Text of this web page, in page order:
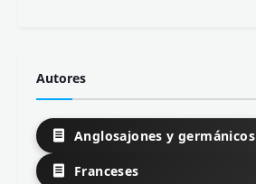
Autores
Anglosajones y germánicos
Franceses